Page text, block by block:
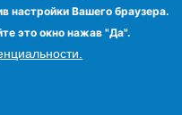
настройки Вашего браузера.
это окно нажав "Да".